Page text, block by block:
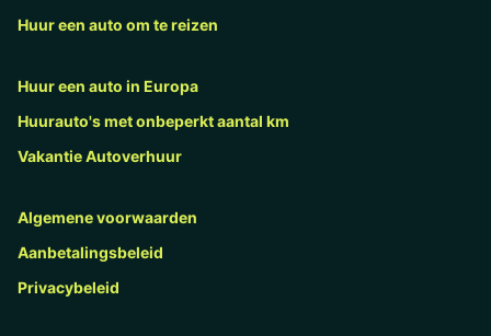
Huur een auto om te reizen
Huur een auto in Europa
Huurauto's met onbeperkt aantal km
Vakantie Autoverhuur
Algemene voorwaarden
Aanbetalingsbeleid
Privacybeleid